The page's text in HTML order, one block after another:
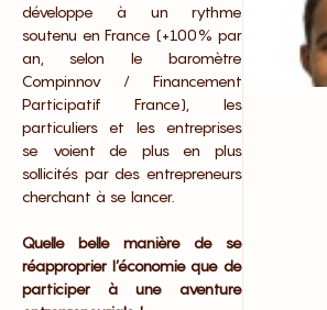
développe à un rythme
soutenu en France (+100% par
an, selon le baromètre
Compinnov / Financement
Participatif France), les
particuliers et les entreprises
se voient de plus en plus
sollicités par des entrepreneurs
cherchant à se lancer.
Quelle belle manière de se
réapproprier l’économie que de
participer à une aventure